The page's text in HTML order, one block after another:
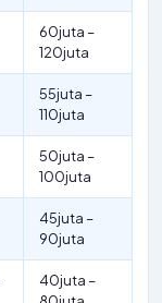
60juta –
120juta
55juta –
110juta
50juta –
100juta
45juta –
90juta
40juta –